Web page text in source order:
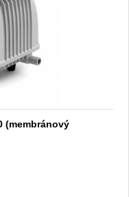
(membránový